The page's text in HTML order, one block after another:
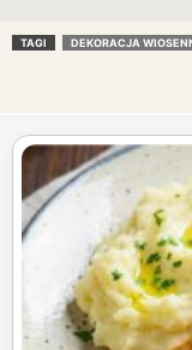
TAGI DEKORACJA